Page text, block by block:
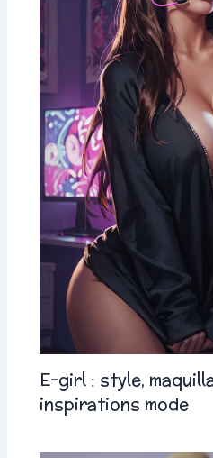
E-girl : style,
inspirations mode